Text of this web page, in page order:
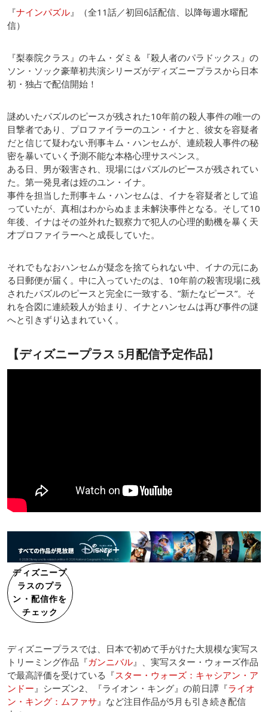
『ナインパズル』（全11話／初回6話配信、以降毎週水曜配
信）
『梨泰院クラス』のキム・ダミ＆『殺人者のパラドックス』の
ソン・ソック豪華初共演シリーズがディズニープラスから日本
初・独占で配信開始！
謎めいたパズルのピースが残された10年前の殺人事件の唯一の
目撃者であり、プロファイラーのユン・イナと、彼女を容疑者
だと信じて疑わない刑事キム・ハンセムが、連続殺人事件の秘
密を暴いていく予測不能な本格心理サスペンス。
ある日、男が殺害され、現場にはパズルのピースが残されてい
た。第一発見者は姪のユン・イナ。
事件を担当した刑事キム・ハンセムは、イナを容疑者として追
っていたが、真相はわからぬまま未解決事件となる。そして10
年後、イナはその並外れた観察力で犯人の心理的動機を暴く天
才プロファイラーへと成長していた。
それでもなおハンセムが疑念を捨てられない中、イナの元にあ
る日郵便が届く。中に入っていたのは、10年前の殺害現場に残
されたパズルのピースと完全に一致する、”新たなピース”。そ
れを合図に連続殺人が始まり、イナとハンセムは再び事件の謎
へと引きずり込まれていく。
【ディズニープラス 5月配信予定作品】
ディズニープ
ラスのプラ
ン・配信作を
チェック
ディズニープラスでは、日本で初めて手がけた大規模な実写ス
トリーミング作品『ガンニバル』、実写スター・ウォーズ作品
で最高評価を受けている『スター・ウォーズ：キャシアン・ア
ンドー』シーズン2、『ライオン・キング』の前日譚『ライオ
ン・キング：ムファサ』など注目作品が5月も引き続き配信